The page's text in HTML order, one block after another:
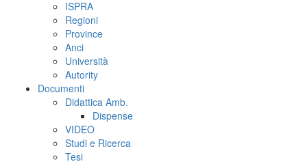
ISPRA
Regioni
Province
Anci
Università
Autority
Documenti
Didattica Amb.
Dispense
VIDEO
Studi e Ricerca
Tesi